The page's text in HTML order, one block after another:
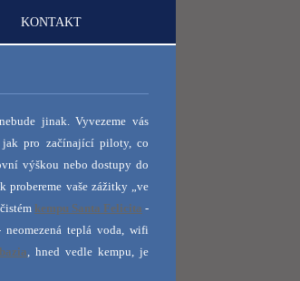
KONTAKT
jinak. Vyvezeme vás
pro začínající piloty, co
výškou nebo dostupy do
probereme vaše zážitky „ve
kempu Santa Felicita -
teplá voda, wifi
, hned vedle kempu, je